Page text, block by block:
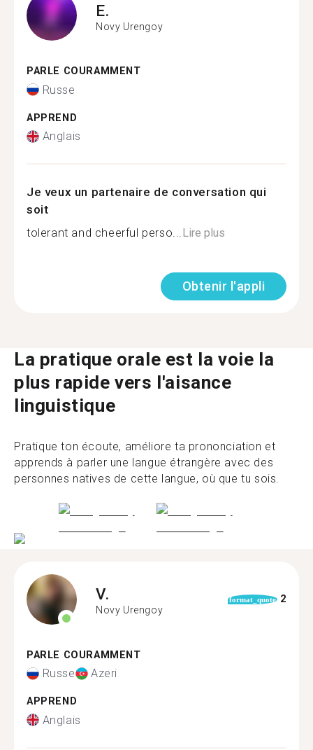
E.
Novy Urengoy
PARLE COURAMMENT
Russe
APPREND
Anglais
Je veux un partenaire de conversation qui
soit
tolerant and cheerful perso...Lire plus
Obtenir l'appli
La pratique orale est la voie la
plus rapide vers l'aisance
linguistique
Pratique ton écoute, améliore ta prononciation et
apprends à parler une langue étrangère avec des
personnes natives de cette langue, où que tu sois.
V.
Novy Urengoy
format_quote 2
PARLE COURAMMENT
Russe Azeri
APPREND
Anglais